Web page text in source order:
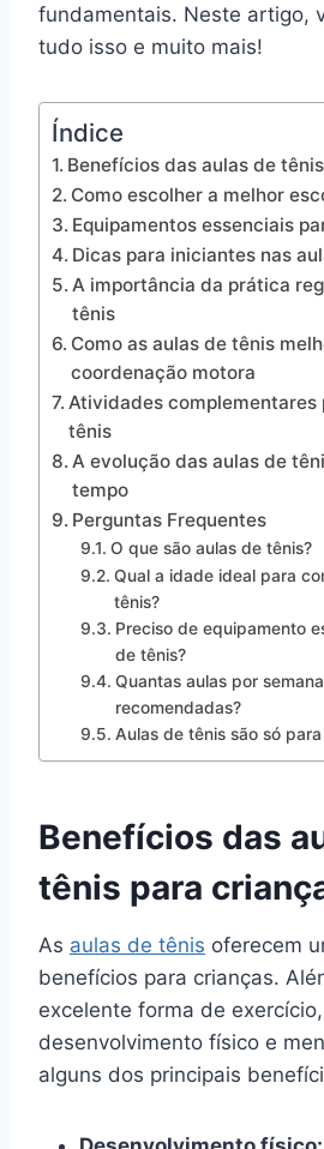
fundamentais. Neste artigo,
tudo isso e muito mais!
Índice
Benefícios das aulas de
Como escolher a melhor
Equipamentos essenciais
Dicas para iniciantes nas
A importância da prática
tênis
Como as aulas de tênis
coordenação motora
Atividades complementares
tênis
A evolução das aulas de
tempo
Perguntas Frequentes
O que são aulas de tênis?
Qual a idade ideal para
tênis?
Preciso de equipamento
de tênis?
Quantas aulas por
recomendadas?
Aulas de tênis são só
Benefícios das
tênis para
As aulas de tênis oferecem
benefícios para crianças.
excelente forma de
desenvolvimento físico e
alguns dos principais